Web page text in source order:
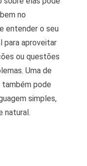
no
entender o seu
para aproveitar
ou questões
Uma de
pode
simples,
natural.